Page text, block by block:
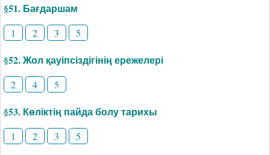
§51. Бағдаршам
1 2 3 5
§52. Жол қауіпсіздігінің ережелері
2 4 5
§53. Көліктің пайда болу тарихы
1 2 3 5